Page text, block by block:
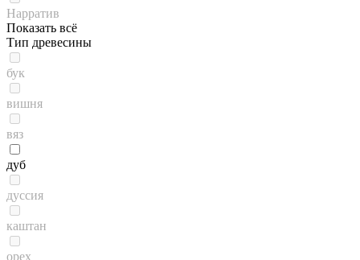
Нарратив
Показать всё
Тип древесины
бук
вишня
вяз
дуб
дуссия
каштан
орех